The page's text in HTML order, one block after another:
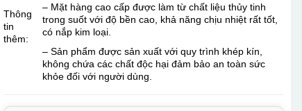
Thông
tin
thêm:
– Mặt hàng cao cấp được làm từ chất liệu thủy tinh
trong suốt với độ bền cao, khả năng chịu nhiệt rất tốt,
có nắp kim loại.
– Sản phẩm được sản xuất với quy trình khép kín,
không chứa các chất độc hại đảm bảo an toàn sức
khỏe đối với người dùng.